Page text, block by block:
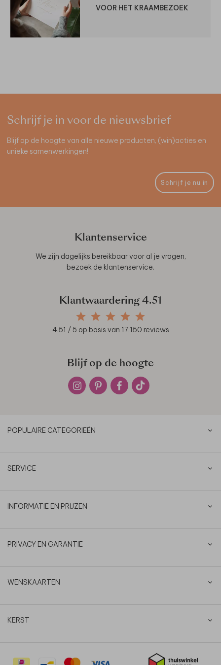
VOOR HET KRAAMBEZOEK
Schrijf je in voor de nieuwsbrief
Blijf op de hoogte van alle nieuwe producten, (win)acties en
unieke samenwerkingen!
Schrijf je nu in
Klantenservice
We zijn dagelijks bereikbaar voor al je vragen,
bezoek de klantenservice.
Klantwaardering 4.51
4.51 / 5 op basis van 17.150 reviews
Blijf op de hoogte
POPULAIRE CATEGORIEËN
SERVICE
INFORMATIE EN PRIJZEN
PRIVACY EN GARANTIE
WENSKAARTEN
KERST